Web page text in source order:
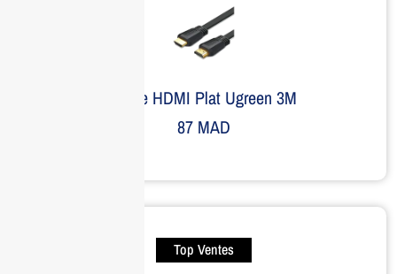
Câble HDMI Plat Ugreen 3M
87MAD
Top Ventes